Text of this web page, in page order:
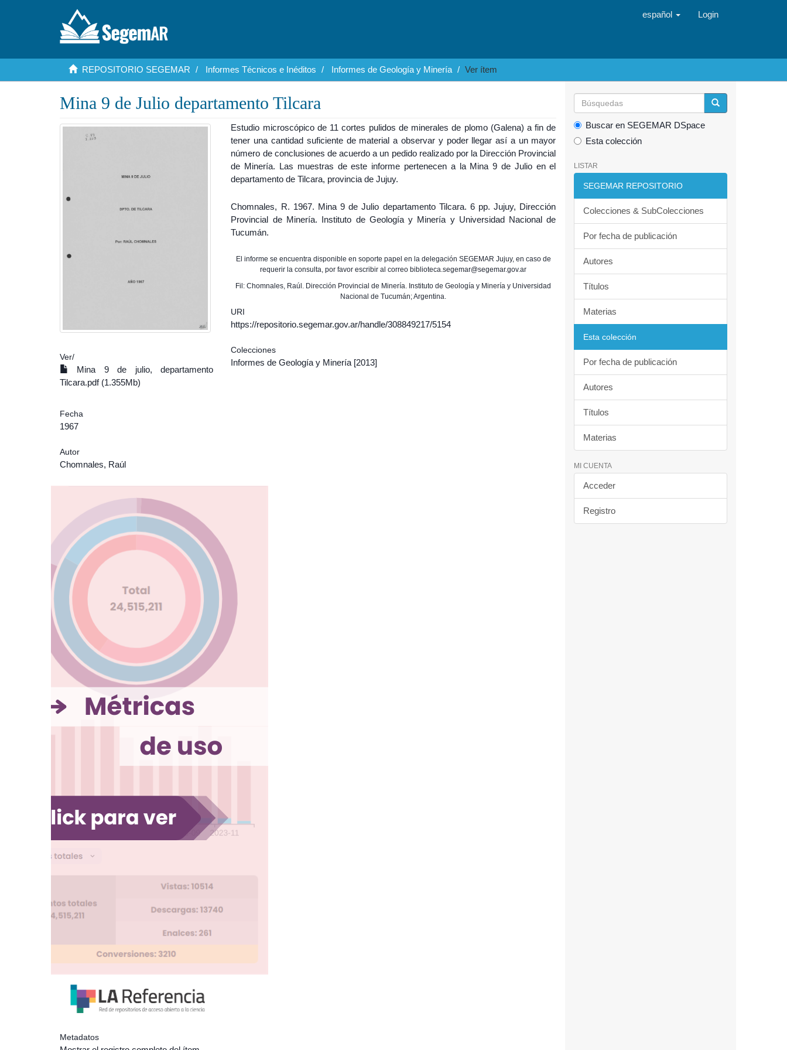
español Login
REPOSITORIO SEGEMAR Informes Técnicos e Inéditos Informes de Geología y Minería Ver ítem
Mina 9 de Julio departamento Tilcara
Ver/
Mina 9 de julio, departamento
Tilcara.pdf (1.355Mb)
Fecha
1967
Autor
Chomnales, Raúl
Metadatos
Estudio microscópico de 11 cortes pulidos de minerales de plomo (Galena) a fin de
tener una cantidad suficiente de material a observar y poder llegar así a un mayor
número de conclusiones de acuerdo a un pedido realizado por la Dirección Provincial
de Minería. Las muestras de este informe pertenecen a la Mina 9 de Julio en el
departamento de Tilcara, provincia de Jujuy.
Chomnales, R. 1967. Mina 9 de Julio departamento Tilcara. 6 pp. Jujuy, Dirección
Provincial de Minería. Instituto de Geología y Minería y Universidad Nacional de
Tucumán.
El informe se encuentra disponible en soporte papel en la delegación SEGEMAR Jujuy, en caso de
requerir la consulta, por favor escribir al correo biblioteca.segemar@segemar.gov.ar
Fil: Chomnales, Raúl. Dirección Provincial de Minería. Instituto de Geología y Minería y Universidad
Nacional de Tucumán; Argentina.
URI
https://repositorio.segemar.gov.ar/handle/308849217/5154
Colecciones
Informes de Geología y Minería [2013]
Buscar en SEGEMAR DSpace
Esta colección
LISTAR
SEGEMAR REPOSITORIO
Colecciones & SubColecciones
Por fecha de publicación
Autores
Títulos
Materias
Esta colección
Por fecha de publicación
Autores
Títulos
Materias
MI CUENTA
Acceder
Registro